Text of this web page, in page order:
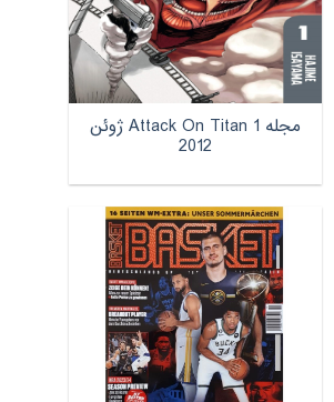
مجله Attack On Titan 1 ژوئن
2012